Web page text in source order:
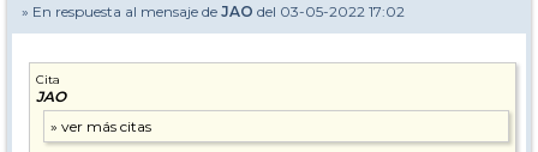
» En respuesta al mensaje de JAO del 03-05-2022 17:02
Cita
JAO